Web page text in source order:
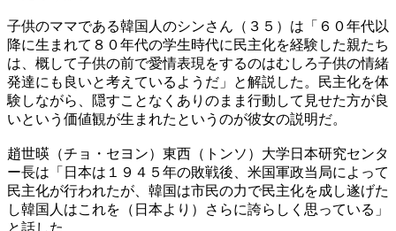
子供のママである韓国人のシンさん（３５）は「６０年代以
降に生まれて８０年代の学生時代に民主化を経験した親たち
は、概して子供の前で愛情表現をするのはむしろ子供の情緒
発達にも良いと考えているようだ」と解説した。民主化を体
験しながら、隠すことなくありのまま行動して見せた方が良
いという価値観が生まれたというのが彼女の説明だ。
趙世暎（チョ・セヨン）東西（トンソ）大学日本研究センタ
ー長は「日本は１９４５年の敗戦後、米国軍政当局によって
民主化が行われたが、韓国は市民の力で民主化を成し遂げた
し韓国人はこれを（日本より）さらに誇らしく思っている」
と話した。